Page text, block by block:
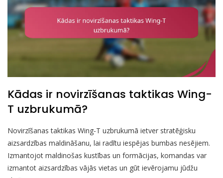
Kādas ir novirzīšanas taktikas Wing-
T uzbrukumā?
Novirzīšanas taktikas Wing-T uzbrukumā ietver stratēģisku
aizsardzības maldināšanu, lai radītu iespējas bumbas nesējiem.
Izmantojot maldinošas kustības un formācijas, komandas var
izmantot aizsardzības vājās vietas un gūt ievērojamu jūdžu